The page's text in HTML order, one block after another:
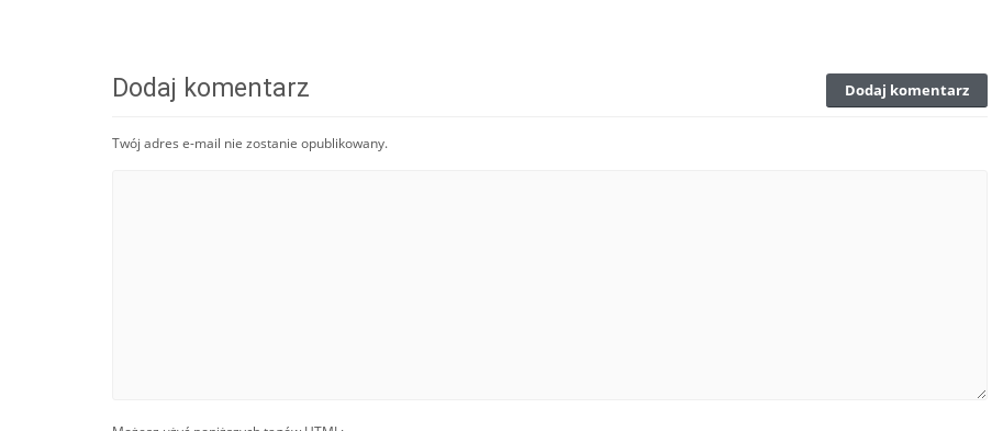
Dodaj komentarz Dodaj komentarz
Twój adres e-mail nie zostanie opublikowany.